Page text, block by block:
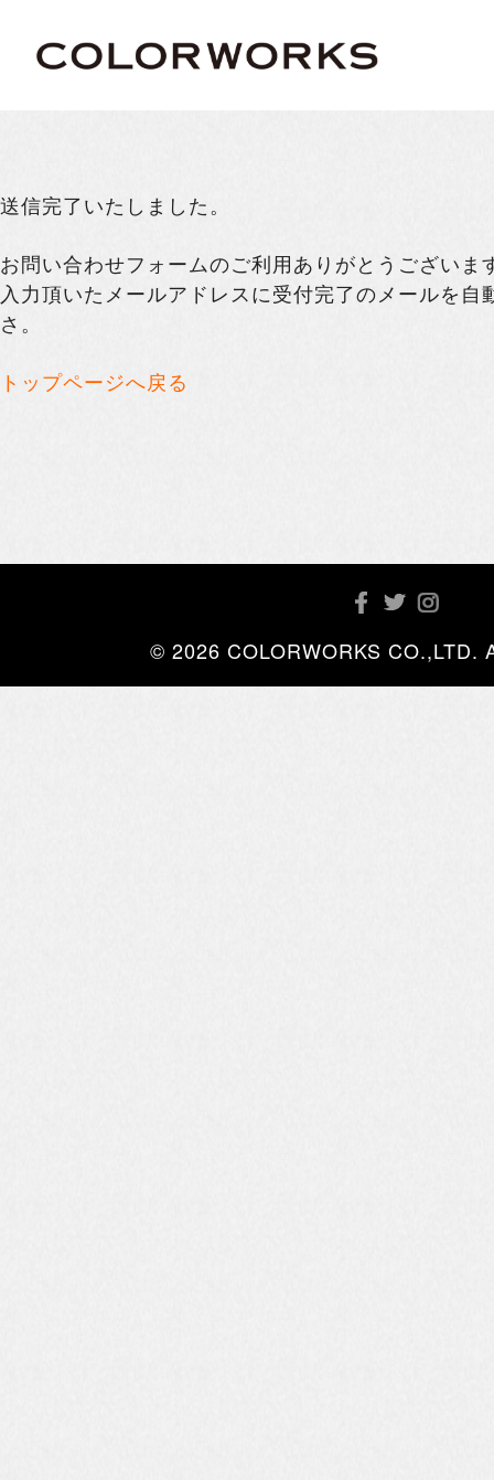
送信完了いたしました。
お問い合わせフォームのご利用ありがとうございま
入力頂いたメールアドレスに受付完了のメールを
さ。
トップページへ戻る
© 2026 COLORWORKS CO.,LTD.